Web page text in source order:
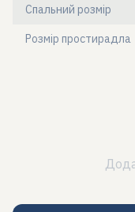
Спальний розмір
Розмір простирадла